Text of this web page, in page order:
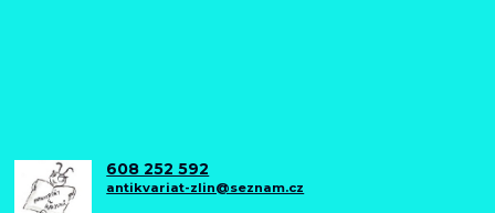
608 252 592
antikvariat-zlin@seznam.cz